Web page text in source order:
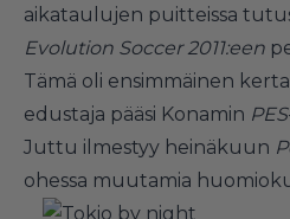
aikataulujen puitteissa
Evolution Soccer 2011:een
Tämä oli ensimmäinen
edustaja pääsi Konamin PES
Juttu ilmestyy heinäkuun
ohessa muutamia